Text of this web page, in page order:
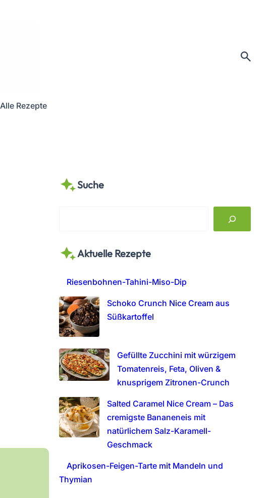
Alle Rezepte
Suche
r
Aktuelle Rezepte
Riesenbohnen-Tahini-Miso-Dip
Schoko Crunch Nice Cream aus
Süßkartoffel
Gefüllte Zucchini mit würzigem
Tomatenreis, Feta, Oliven &
knusprigem Zitronen-Crunch
Salted Caramel Nice Cream – Das
cremigste Bananeneis mit
natürlichem Salz-Karamell-
Geschmack
Aprikosen-Feigen-Tarte mit Mandeln und
Thymian